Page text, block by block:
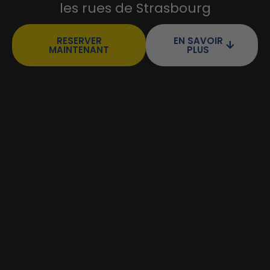
les rues de Strasbourg
RESERVER
MAINTENANT
EN SAVOIR
PLUS